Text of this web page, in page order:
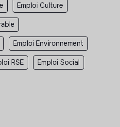
Emploi Culture
Emploi Environnement
RSE Emploi Social